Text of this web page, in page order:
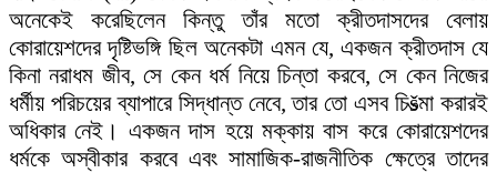
অনেকেই করেছিলেন কিন্তু তাঁর মতো ক্রীতদাসদের বেলায়
কোরায়েশদের দৃষ্টিভঙ্গি ছিল অনেকটা এমন যে, একজন ক্রীতদাস যে
কিনা নরাধম জীব, সে কেন ধর্ম নিয়ে চিন্তা করবে, সে কেন নিজের
ধর্মীয় পরিচয়ের ব্যাপারে সিদ্ধান্ত নেবে, তার তো এসব চিšত্মা করারই
অধিকার নেই। একজন দাস হয়ে মক্কায় বাস করে কোরায়েশদের
ধর্মকে অস্বীকার করবে এবং সামাজিক-রাজনীতিক ক্ষেত্রে তাদের